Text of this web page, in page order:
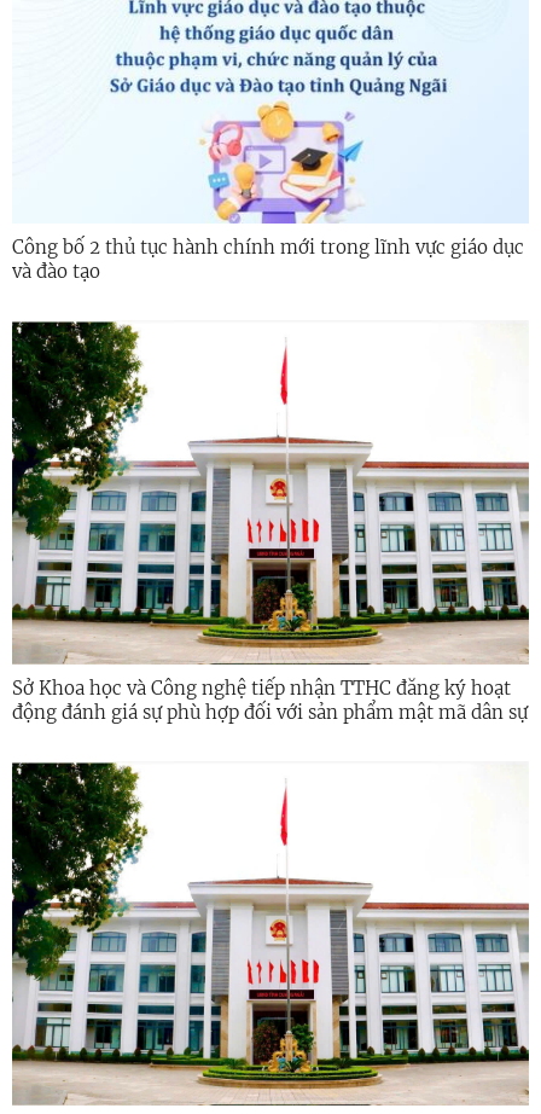
Công bố 2 thủ tục hành chính mới trong lĩnh vực giáo dục
và đào tạo
Sở Khoa học và Công nghệ tiếp nhận TTHC đăng ký hoạt
động đánh giá sự phù hợp đối với sản phẩm mật mã dân sự